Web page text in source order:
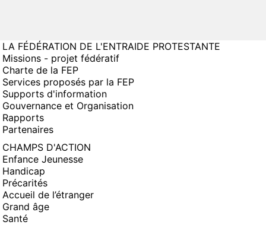
LA FÉDÉRATION DE L'ENTRAIDE PROTESTANTE
Missions - projet fédératif
Charte de la FEP
Services proposés par la FEP
Supports d'information
Gouvernance et Organisation
Rapports
Partenaires
CHAMPS D'ACTION
Enfance Jeunesse
Handicap
Précarités
Accueil de l’étranger
Grand âge
Santé